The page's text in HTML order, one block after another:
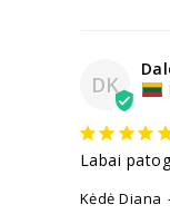
DK
Labai
Kėdė Diana